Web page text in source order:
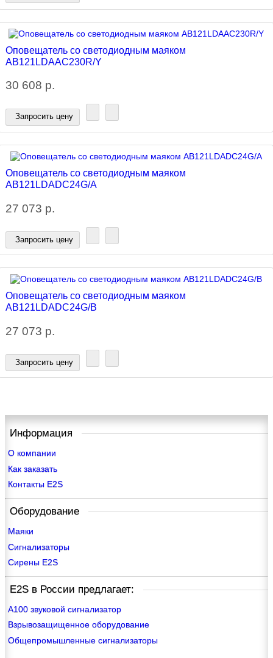
Оповещатель со светодиодным маяком
AB121LDAAC230R/Y
30 608 р.
Запросить цену
Оповещатель со светодиодным маяком
AB121LDADC24G/A
27 073 р.
Запросить цену
Оповещатель со светодиодным маяком
AB121LDADC24G/B
27 073 р.
Запросить цену
Информация
О компании
Как заказать
Контакты E2S
Оборудование
Маяки
Сигнализаторы
Сирены E2S
E2S в России предлагает:
A100 звуковой сигнализатор
Взрывозащищенное оборудование
Общепромышленные сигнализаторы